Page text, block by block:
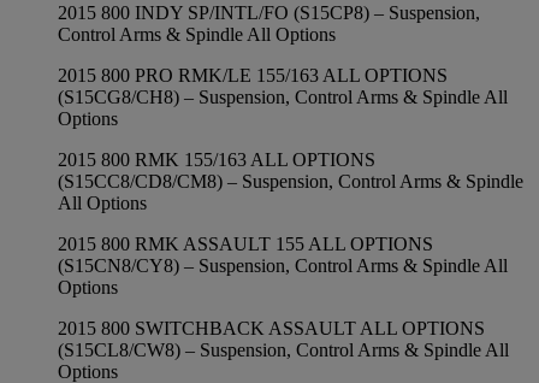
2015 800 INDY SP/INTL/FO (S15CP8) – Suspension,
Control Arms & Spindle All Options
2015 800 PRO RMK/LE 155/163 ALL OPTIONS
(S15CG8/CH8) – Suspension, Control Arms & Spindle All
Options
2015 800 RMK 155/163 ALL OPTIONS
(S15CC8/CD8/CM8) – Suspension, Control Arms & Spindle
All Options
2015 800 RMK ASSAULT 155 ALL OPTIONS
(S15CN8/CY8) – Suspension, Control Arms & Spindle All
Options
2015 800 SWITCHBACK ASSAULT ALL OPTIONS
(S15CL8/CW8) – Suspension, Control Arms & Spindle All
Options